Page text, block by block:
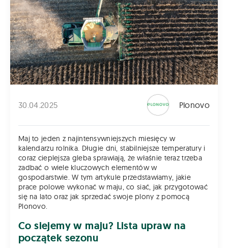
30.04.2025 Plonovo
Maj to jeden z najintensywniejszych miesięcy w
kalendarzu rolnika. Długie dni, stabilniejsze temperatury i
coraz cieplejsza gleba sprawiają, że właśnie teraz trzeba
zadbać o wiele kluczowych elementów w
gospodarstwie. W tym artykule przedstawiamy, jakie
prace polowe wykonać w maju, co siać, jak przygotować
się na lato oraz jak sprzedać swoje plony z pomocą
Plonovo.
Co siejemy w maju? Lista upraw na
początek sezonu